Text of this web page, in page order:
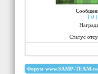
[ 0 ]
Статус
Форум www.SAMP-